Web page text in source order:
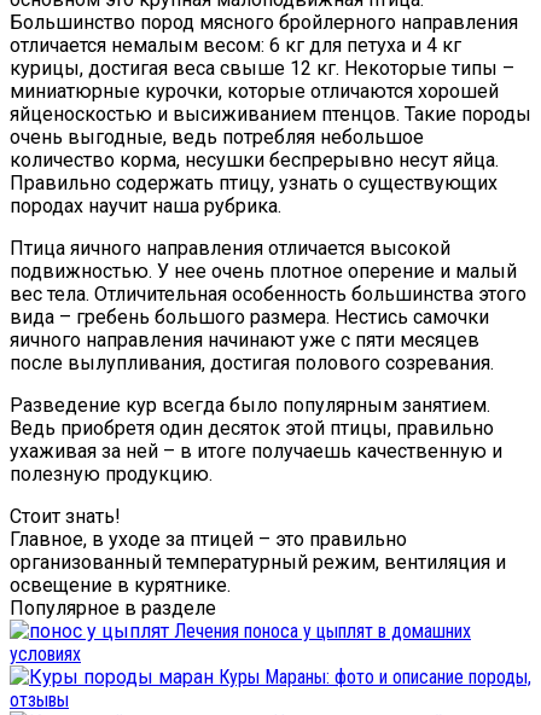
Большинство пород мясного бройлерного направления
отличается немалым весом: 6 кг для петуха и 4 кг
курицы, достигая веса свыше 12 кг. Некоторые типы –
миниатюрные курочки, которые отличаются хорошей
яйценоскостью и высиживанием птенцов. Такие породы
очень выгодные, ведь потребляя небольшое
количество корма, несушки беспрерывно несут яйца.
Правильно содержать птицу, узнать о существующих
породах научит наша рубрика.
Птица яичного направления отличается высокой
подвижностью. У нее очень плотное оперение и малый
вес тела. Отличительная особенность большинства этого
вида – гребень большого размера. Нестись самочки
яичного направления начинают уже с пяти месяцев
после вылупливания, достигая полового созревания.
Разведение кур всегда было популярным занятием.
Ведь приобретя один десяток этой птицы, правильно
ухаживая за ней – в итоге получаешь качественную и
полезную продукцию.
Стоит знать!
Главное, в уходе за птицей – это правильно
организованный температурный режим, вентиляция и
освещение в курятнике.
Популярное в разделе
Лечения поноса у цыплят в домашних
условиях
Куры Мараны: фото и описание породы,
отзывы